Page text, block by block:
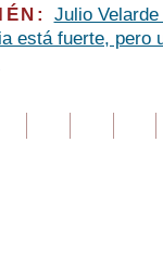
Julio
está fuerte, pero